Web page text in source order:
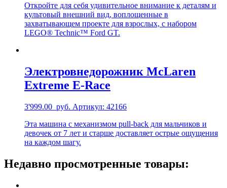
Откройте для себя удивительное внимание к деталям и
культовый внешний вид, воплощенные в
захватывающем проекте для взрослых, с набором
LEGO® Technic™ Ford GT.
Электровнедорожник McLaren
Extreme E-Race
3'999.00 руб. Артикул: 42166
Эта машина с механизмом pull-back для мальчиков и
девочек от 7 лет и старше доставляет острые ощущения
на каждом шагу.
Недавно просмотренные товары: